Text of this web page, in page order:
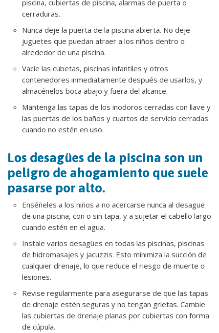
piscina, cubiertas de piscina, alarmas de puerta o
cerraduras.
Nunca deje la puerta de la piscina abierta. No deje
juguetes que puedan atraer a los niños dentro o
alrededor de una piscina.
Vacíe las cubetas, piscinas infantiles y otros
contenedores inmediatamente después de usarlos, y
almacénelos boca abajo y fuera del alcance.
Mantenga las tapas de los inodoros cerradas con llave y
las puertas de los baños y cuartos de servicio cerradas
cuando no estén en uso.
Los desagües de la piscina son un
peligro de ahogamiento que suele
pasarse por alto.
Enséñeles a los niños a no acercarse nunca al desagüe
de una piscina, con o sin tapa, y a sujetar el cabello largo
cuando estén en el agua.
Instale varios desagües en todas las piscinas, piscinas
de hidromasajes y jacuzzis. Esto minimiza la succión de
cualquier drenaje, lo que reduce el riesgo de muerte o
lesiones.
Revise regularmente para asegurarse de que las tapas
de drenaje estén seguras y no tengan grietas. Cambie
las cubiertas de drenaje planas por cubiertas con forma
de cúpula.